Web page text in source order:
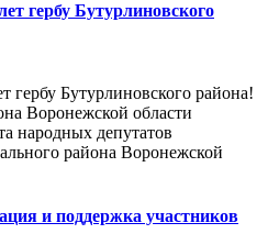
гербу Бутурлиновского
гербу Бутурлиновского района!
Воронежской области
народных депутатов
района Воронежской
и поддержка участников